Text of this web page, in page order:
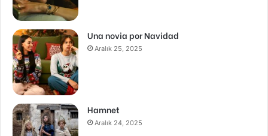
Una novia por Navidad
Aralık 25, 2025
Hamnet
Aralık 24, 2025